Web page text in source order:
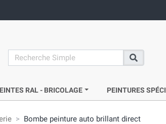
search
Recherche
RAL - BRICOLAGE PEINTURES
Bombe peinture auto brillant direct